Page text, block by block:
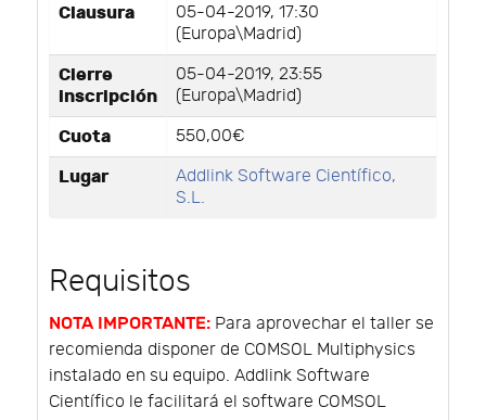
Clausura
05-04-2019, 17:30
(Europa\Madrid)
Cierre
inscripción
05-04-2019, 23:55
(Europa\Madrid)
Cuota 550,00€
Lugar
Addlink Software Científico,
S.L.
Requisitos
NOTA IMPORTANTE: Para aprovechar el taller se
recomienda disponer de COMSOL Multiphysics
instalado en su equipo. Addlink Software
Científico le facilitará el software COMSOL